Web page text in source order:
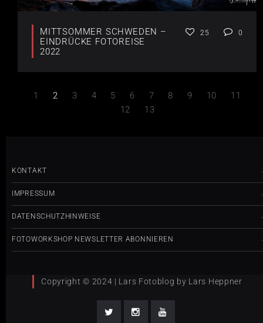
MITTSOMMER SCHWEDEN –
EINDRÜCKE FOTOREISE
2022
25 0
1 2 3 4 5 6 7 8 9 10
11
12
13
KONTAKT
IMPRESSUM
DATENSCHUTZHINWEISE
FOTOWORKSHOP NEWSLETTER ABONNIEREN
Copyright © 2024 | Lars Fotoblog by Lars Heppner